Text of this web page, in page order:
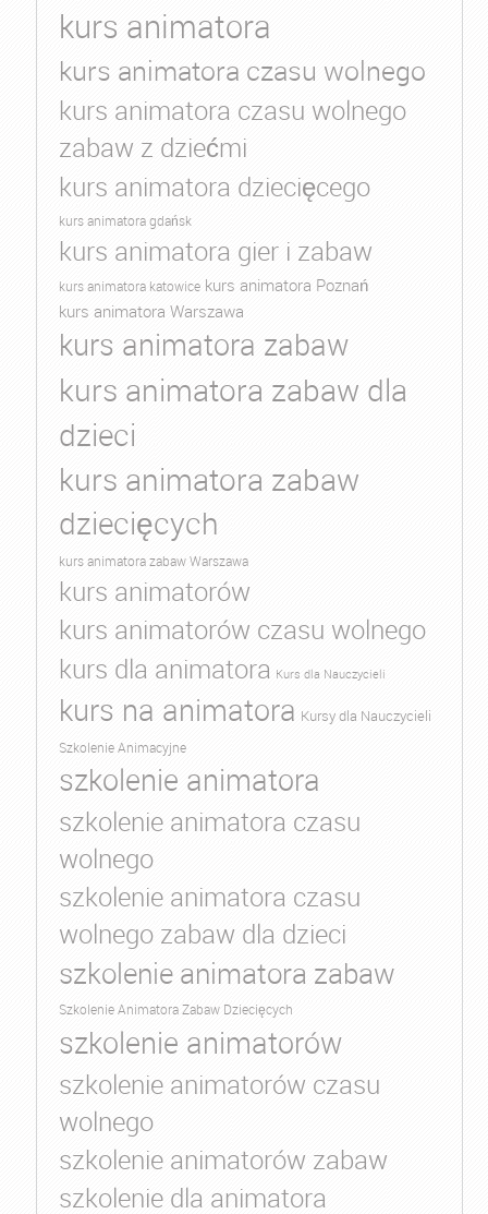
kurs animatora
kurs animatora czasu wolnego
kurs animatora czasu wolnego
zabaw z dziećmi
kurs animatora dziecięcego
kurs animatora gdańsk
kurs animatora gier i zabaw
kurs animatora katowice kurs animatora Poznań
kurs animatora Warszawa
kurs animatora zabaw
kurs animatora zabaw dla
dzieci
kurs animatora zabaw
dziecięcych
kurs animatora zabaw Warszawa
kurs animatorów
kurs animatorów czasu wolnego
kurs dla animatora Kurs dla Nauczycieli
kurs na animatora Kursy dla Nauczycieli
Szkolenie Animacyjne
szkolenie animatora
szkolenie animatora czasu
wolnego
szkolenie animatora czasu
wolnego zabaw dla dzieci
szkolenie animatora zabaw
Szkolenie Animatora Zabaw Dziecięcych
szkolenie animatorów
szkolenie animatorów czasu
wolnego
szkolenie animatorów zabaw
szkolenie dla animatora